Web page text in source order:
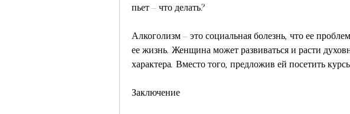
пьет – что делать?
Алкоголизм – это социальная болезнь, что ее
ее жизнь. Женщина может развиваться и расти
характера. Вместо того, предложив ей посетить
Заключение